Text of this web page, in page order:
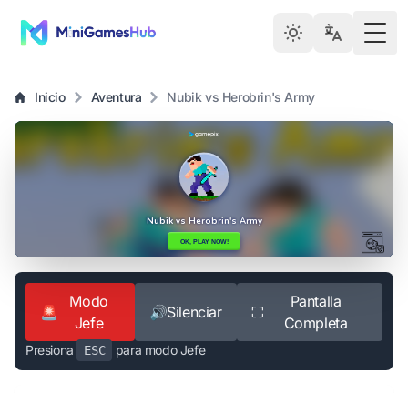
Inicio Aventura Nubik vs Herobrin's Army
🚨
Modo
Jefe
🔊Silenciar ⛶
Pantalla
Completa
Presiona ESC para modo Jefe